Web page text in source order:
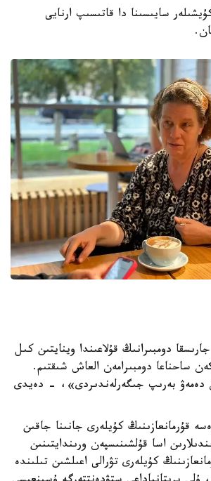
سايىسىنا دا قاتىسىپ ارنايى
دومبىرانىڭ قۇلاعىندا وينايتىن كىل
ساحناعا دومبىرامەن العاش شىقتىم.
دەمەۋ بەرىپ جىگەرلەندىردى»، - دەيدى
قۇرمانعازىنىڭ كۇيلەرى جانىنا جاقىن
اسا قۇلشىنىسپەن ورىندايتىنىن
كۇيلەرى تۋرالى اعىلشىن تىلىندە